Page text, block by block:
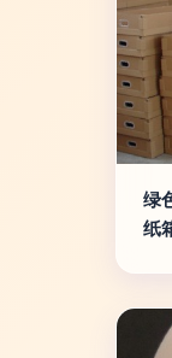
绿
纸